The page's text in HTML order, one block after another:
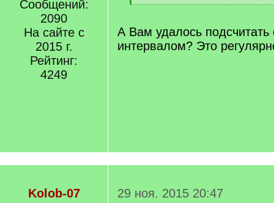
Сообщений:
2090
На сайте с
2015 г.
Рейтинг:
4249
q
[
q
]
А Вам удалось подсчитать
интервалом? Это
Kolob-07 29 ноя. 2015 20:47